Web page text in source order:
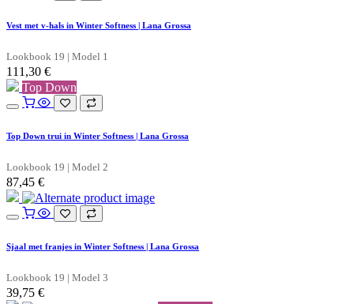
Vest met v-hals in Winter Softness | Lana Grossa
Lookbook 19 | Model 1
111,30 €
Top Down
Top Down trui in Winter Softness | Lana Grossa
Lookbook 19 | Model 2
87,45 €
Sjaal met franjes in Winter Softness | Lana Grossa
Lookbook 19 | Model 3
39,75 €